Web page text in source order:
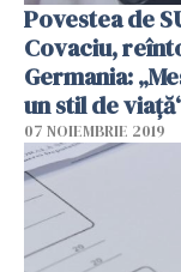
Povestea de
Covaciu,
Germania:
un stil de
07 NOIEMBRIE 2019